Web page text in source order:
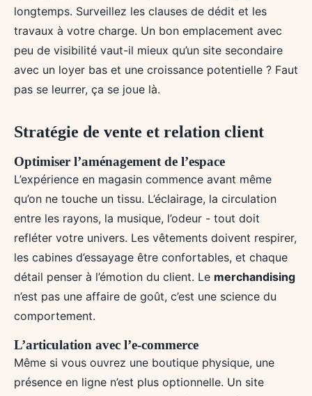
longtemps. Surveillez les clauses de dédit et les
travaux à votre charge. Un bon emplacement avec
peu de visibilité vaut-il mieux qu’un site secondaire
avec un loyer bas et une croissance potentielle ? Faut
pas se leurrer, ça se joue là.
Stratégie de vente et relation client
Optimiser l’aménagement de l’espace
L’expérience en magasin commence avant même
qu’on ne touche un tissu. L’éclairage, la circulation
entre les rayons, la musique, l’odeur - tout doit
refléter votre univers. Les vêtements doivent respirer,
les cabines d’essayage être confortables, et chaque
détail penser à l’émotion du client. Le merchandising
n’est pas une affaire de goût, c’est une science du
comportement.
L’articulation avec l’e-commerce
Même si vous ouvrez une boutique physique, une
présence en ligne n’est plus optionnelle. Un site